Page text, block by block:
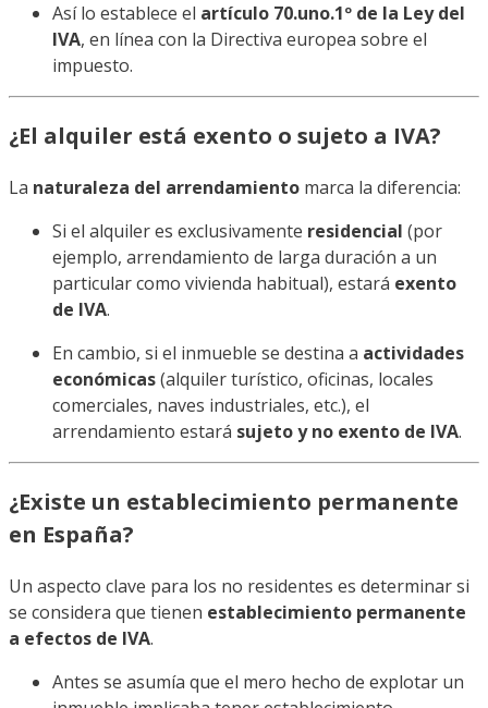
Así lo establece el artículo 70.uno.1º de la Ley del
IVA, en línea con la Directiva europea sobre el
impuesto.
¿El alquiler está exento o sujeto a IVA?
La naturaleza del arrendamiento marca la diferencia:
Si el alquiler es exclusivamente residencial (por
ejemplo, arrendamiento de larga duración a un
particular como vivienda habitual), estará exento
de IVA.
En cambio, si el inmueble se destina a actividades
económicas(alquiler turístico, oficinas, locales
comerciales, naves industriales, etc.), el
arrendamiento estará sujeto y no exento de IVA.
¿Existe un establecimiento permanente
en España?
Un aspecto clave para los no residentes es determinar si
se considera que tienen establecimiento permanente
a efectos de IVA.
Antes se asumía que el mero hecho de explotar un